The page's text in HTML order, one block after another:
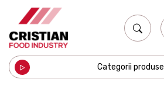
Categorii produse